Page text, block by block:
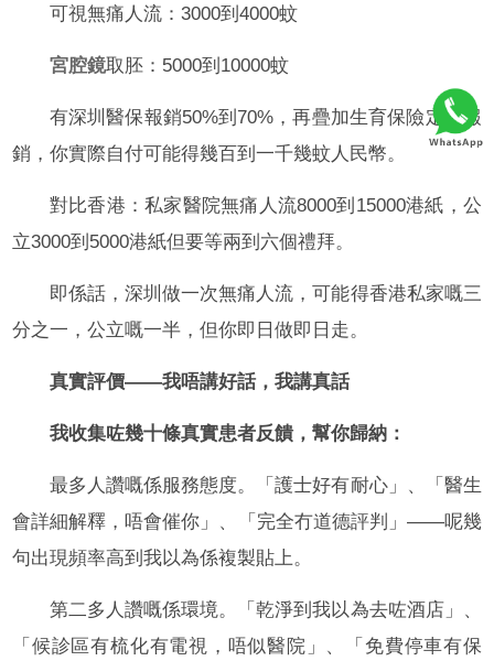
可視無痛人流：3000到4000蚊
宮腔鏡取胚：5000到10000蚊
有深圳醫保報銷50%到70%，再疊加生育保險定額報
銷，你實際自付可能得幾百到一千幾蚊人民幣。
對比香港：私家醫院無痛人流8000到15000港紙，公
立3000到5000港紙但要等兩到六個禮拜。
即係話，深圳做一次無痛人流，可能得香港私家嘅三
分之一，公立嘅一半，但你即日做即日走。
真實評價——我唔講好話，我講真話
我收集咗幾十條真實患者反饋，幫你歸納：
最多人讚嘅係服務態度。「護士好有耐心」、「醫生
會詳細解釋，唔會催你」、「完全冇道德評判」——呢幾
句出現頻率高到我以為係複製貼上。
第二多人讚嘅係環境。「乾淨到我以為去咗酒店」、
「候診區有梳化有電視，唔似醫院」、「免費停車有保